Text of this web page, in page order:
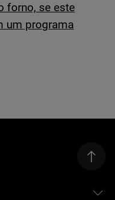
forno, se este
um programa